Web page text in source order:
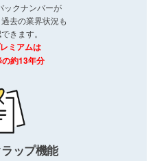
ックナンバーが
去の業界状況も
きます。
ミアムは
約13年分
ップ機能